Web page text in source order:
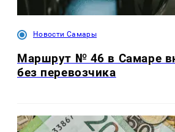
Новости Самары
Маршрут № 46 в Самаре
без перевозчика